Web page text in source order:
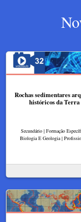
Rochas sedimentares
históricos da Terra
Secundário | Formação
Biologia E Geologia |